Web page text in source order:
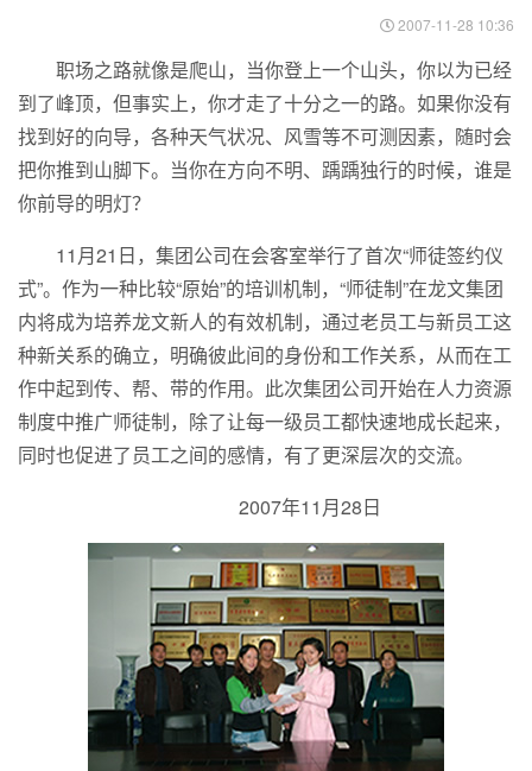
2007-11-28 10:36
职场之路就像是爬山，当你登上一个山头，你以为已经
到了峰顶，但事实上，你才走了十分之一的路。如果你没有
找到好的向导，各种天气状况、风雪等不可测因素，随时会
把你推到山脚下。当你在方向不明、踽踽独行的时候，谁是
你前导的明灯？
11月21日，集团公司在会客室举行了首次“师徒签约仪
式”。作为一种比较“原始”的培训机制，“师徒制”在龙文集团
内将成为培养龙文新人的有效机制，通过老员工与新员工这
种新关系的确立，明确彼此间的身份和工作关系，从而在工
作中起到传、帮、带的作用。此次集团公司开始在人力资源
制度中推广师徒制，除了让每一级员工都快速地成长起来，
同时也促进了员工之间的感情，有了更深层次的交流。
2007年11月28日